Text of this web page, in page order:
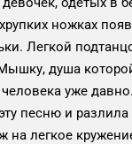
ножках
Легкой
душа
уже давно.
песню и разлила
на легкое